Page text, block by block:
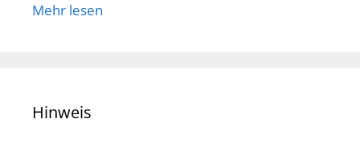
Mehr lesen
Hinweis